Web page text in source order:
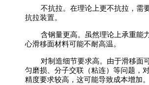
不抗拉。在理论上更不抗拉，需
抗拉装置。
含钢量更高。虽然理论上承重能
心滑移面材料可能不耐高温。
对制造细节要求高。由于滑移面
匀磨损、分子交联（粘连）等问题，
精度要求较高，这可能导致成本增加。